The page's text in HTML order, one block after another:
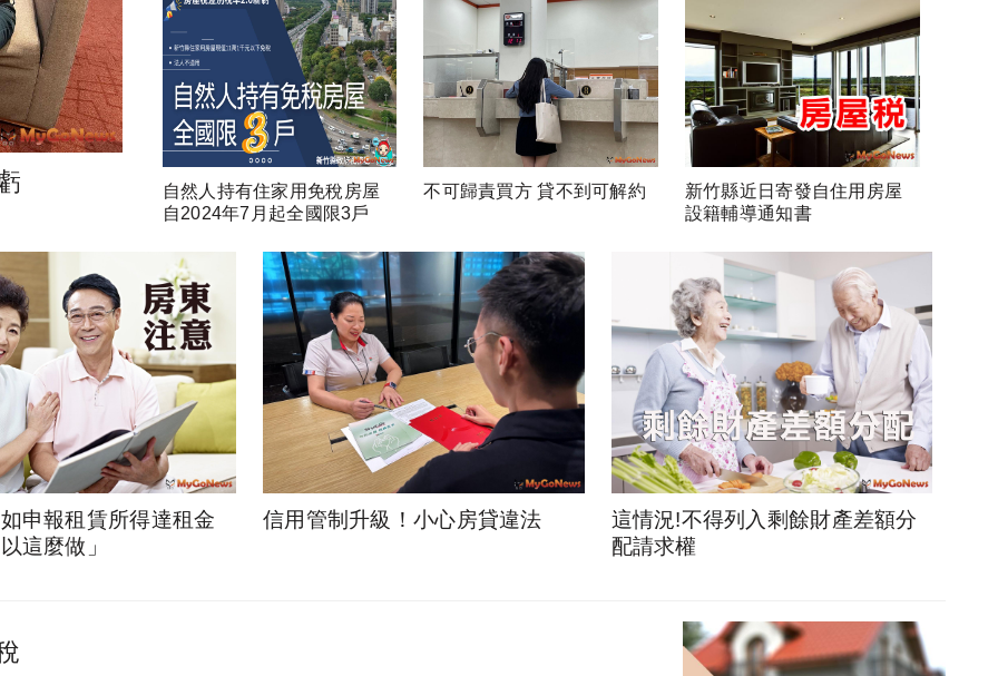
自然人持有住家用免稅房屋
自2024年7月起全國限3戶
不可歸責買方 貸不到可解約
新竹縣近日寄發自住用房屋
設籍輔導通知書
申報租賃所得達租金
這麼做」
信用管制升級！小心房貸違法
這情況!不得列入剩餘財產差額分
配請求權